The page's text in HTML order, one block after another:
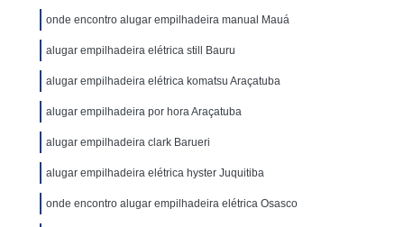
onde encontro alugar empilhadeira manual Mauá
alugar empilhadeira elétrica still Bauru
alugar empilhadeira elétrica komatsu Araçatuba
alugar empilhadeira por hora Araçatuba
alugar empilhadeira clark Barueri
alugar empilhadeira elétrica hyster Juquitiba
onde encontro alugar empilhadeira elétrica Osasco